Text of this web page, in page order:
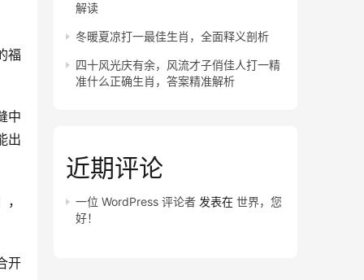
福
中
出
开
解读
冬暖夏凉打一最佳生肖，全面释义剖析
四十风光庆有余，风流才子俏佳人打一精
准什么正确生肖，答案精准解析
近期评论
一位 WordPress 评论者 发表在 世界，您
好！